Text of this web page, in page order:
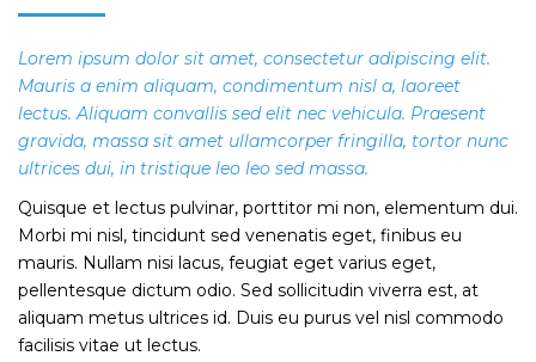
Lorem ipsum dolor sit amet, consectetur adipiscing elit.
Mauris a enim aliquam, condimentum nisl a, laoreet
lectus. Aliquam convallis sed elit nec vehicula. Praesent
gravida, massa sit amet ullamcorper fringilla, tortor nunc
ultrices dui, in tristique leo leo sed massa.
Quisque et lectus pulvinar, porttitor mi non, elementum dui.
Morbi mi nisl, tincidunt sed venenatis eget, finibus eu
mauris. Nullam nisi lacus, feugiat eget varius eget,
pellentesque dictum odio. Sed sollicitudin viverra est, at
aliquam metus ultrices id. Duis eu purus vel nisl commodo
facilisis vitae ut lectus.